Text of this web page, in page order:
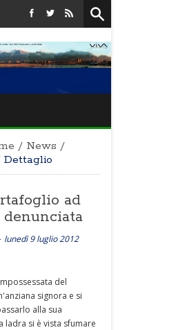
/ News /
Dettaglio
ad
denunciata
lunedì 9 luglio 2012
del
signora e si
alla sua
ladra si è vista sfumare